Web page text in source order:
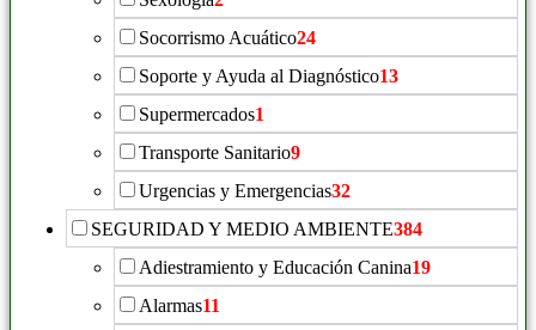
Socorrismo Acuático24
Soporte y Ayuda al Diagnóstico13
Supermercados1
Transporte Sanitario9
Urgencias y Emergencias32
SEGURIDAD Y MEDIO AMBIENTE384
Adiestramiento y Educación Canina19
Alarmas11